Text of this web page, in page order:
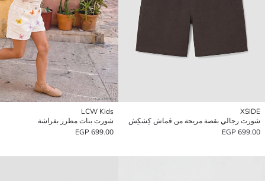
XSIDE
شورت رجالي بقصة مريحة من قماش كِشكِش
699.00 EGP
LCW Kids
شورت بنات مطرز بفراشة
699.00 EGP